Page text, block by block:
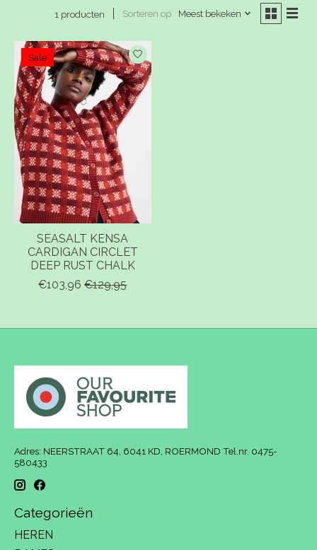
1 producten Sorteren op Meest bekeken
Sale
SEASALT KENSA
CARDIGAN CIRCLET
DEEP RUST CHALK
€103,96 €129,95
Adres: NEERSTRAAT 64, 6041 KD, ROERMOND Tel.nr. 0475-
580433
Categorieën
HEREN